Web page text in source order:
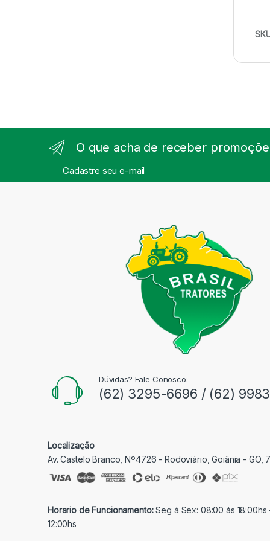
O que acha de receber
Cadastre seu e-mail
Dúvidas? Fale Conosco:
(62) 3295-6696 / (62)
Localização
Av. Castelo Branco, Nº4726 - Rodoviário, Goiânia - GO,
Horario de Funcionamento:Seg á Sex: 08:00 ás 18:00hs
12:00hs